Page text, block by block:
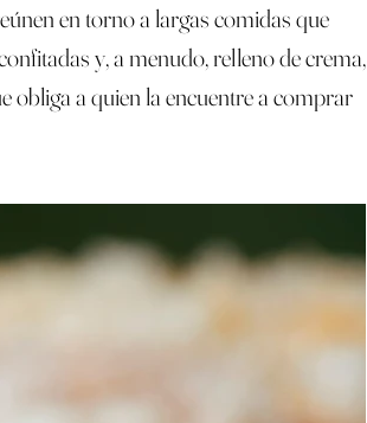
en torno a largas comidas que
y, a menudo, relleno de crema,
obliga a quien la encuentre a comprar